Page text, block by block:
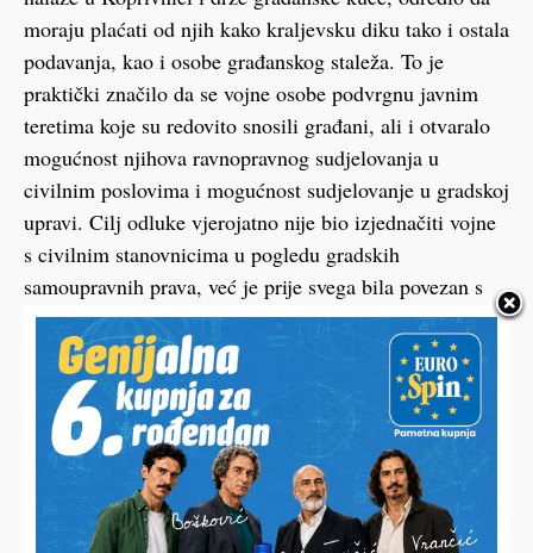
moraju plaćati od njih kako kraljevsku diku tako i ostala
podavanja, kao i osobe građanskog staleža. To je
praktički značilo da se vojne osobe podvrgnu javnim
teretima koje su redovito snosili građani, ali i otvaralo
mogućnost njihova ravnopravnog sudjelovanja u
civilnim poslovima i mogućnost sudjelovanje u gradskoj
upravi. Cilj odluke vjerojatno nije bio izjednačiti vojne
s civilnim stanovnicima u pogledu gradskih
samoupravnih prava, već je prije svega bila povezan s
teškom naplatom poreza koji su bili potrebni jer se još
vodio tzv. Dugi rat (1593.-1606.). Problemi s plaćanjem
poreza nisu bili odmah riješeni što je vidljivo 1604.
godine, kada se Hrvatsko-slavonski sabor tužio kralju
Rudolfu zbog toga što grad Koprivnica ne plaća porez.
Gradnja cesta
Odnose između grada Koprivnice i koprivničkog